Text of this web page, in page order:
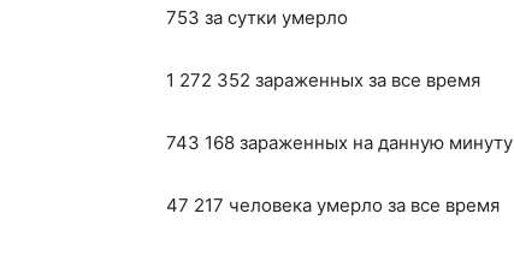
753 за сутки умерло
1 272 352 зараженных за все время
743 168 зараженных на данную минуту
47 217 человека умерло за все время